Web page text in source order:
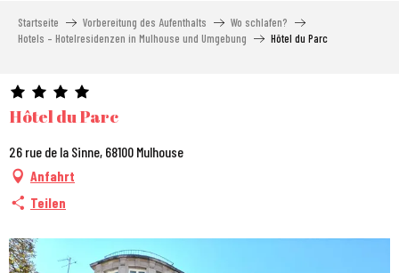
Startseite Vorbereitung des Aufenthalts
Wo schlafen?
Hotels – Hotelresidenzen in Mulhouse und Umgebung
Hôtel du Parc
Hôtel du Parc
26 rue de la Sinne, 68100 Mulhouse
Anfahrt
Teilen